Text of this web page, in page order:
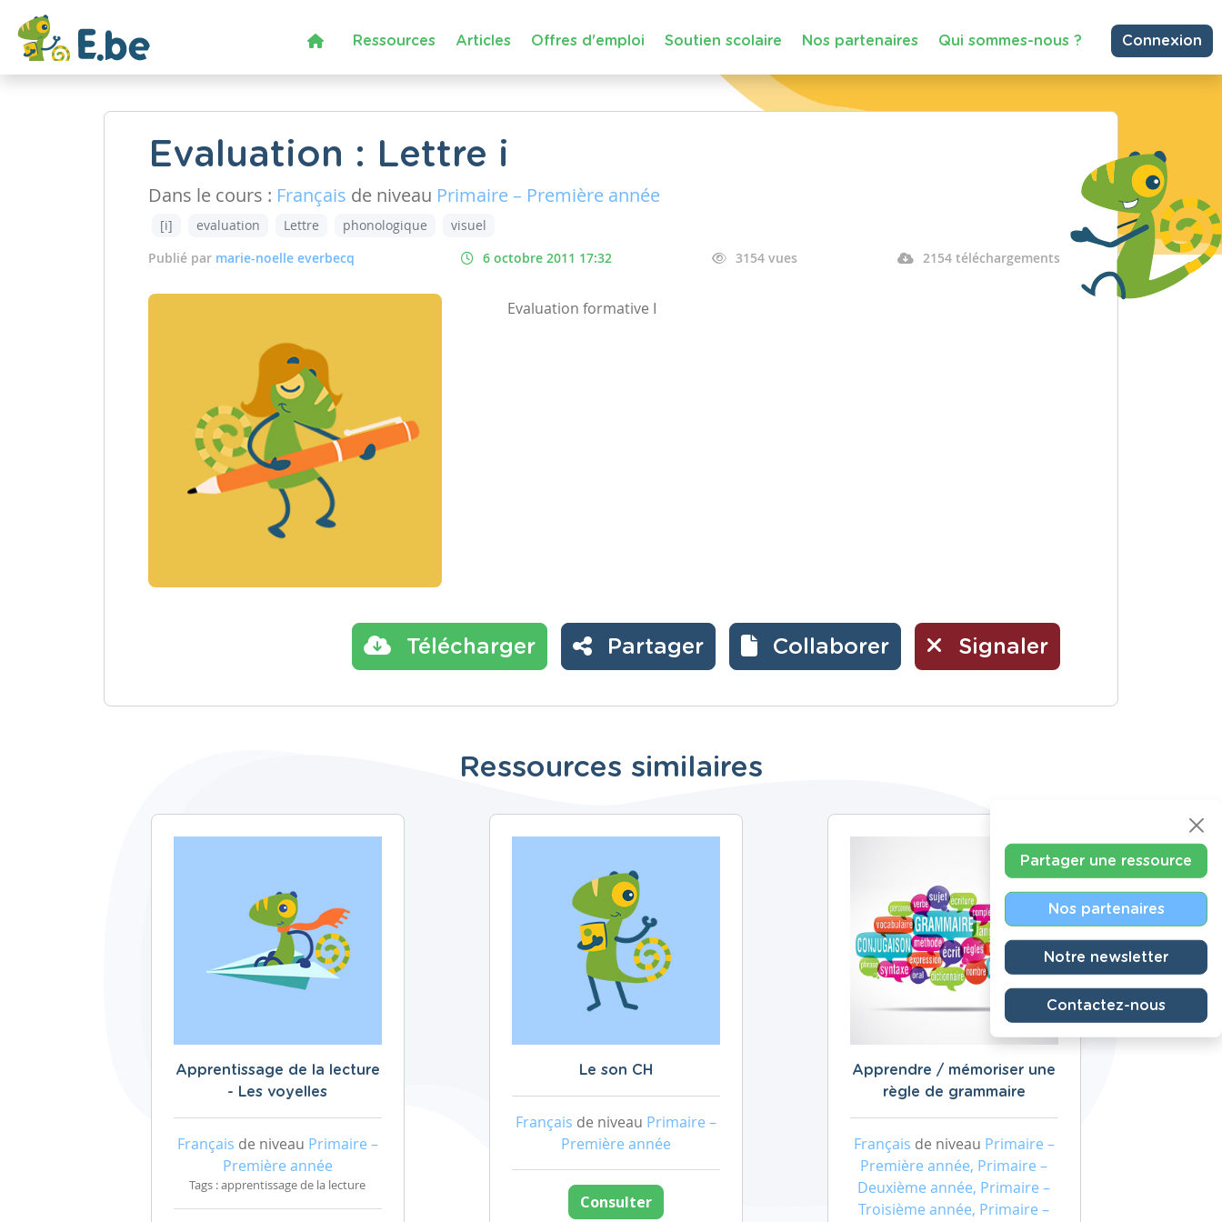
Ressources Articles Offres d'emploi Soutien scolaire Nos partenaires Qui sommes-nous ? Connexion
Evaluation : Lettre i
Dans le cours : Français de niveau Primaire – Première année
[i] evaluation Lettre phonologique
visuel
Publié par marie-noelle everbecq 6 octobre 2011 17:32 3154 vues 2154 téléchargements
Evaluation formative I
Télécharger Partager Collaborer Signaler
Ressources similaires
Apprentissage de la lecture
- Les voyelles
Français de niveau Primaire –
Première année
Tags : apprentissage de la lecture
Le son CH
Français de niveau Primaire –
Première année
Consulter
Apprendre / mémoriser une
règle de grammaire
Français de niveau Primaire –
Première année, Primaire –
Deuxième année, Primaire –
Troisième année, Primaire –
Partager une ressource
Nos partenaires
Notre newsletter
Contactez-nous